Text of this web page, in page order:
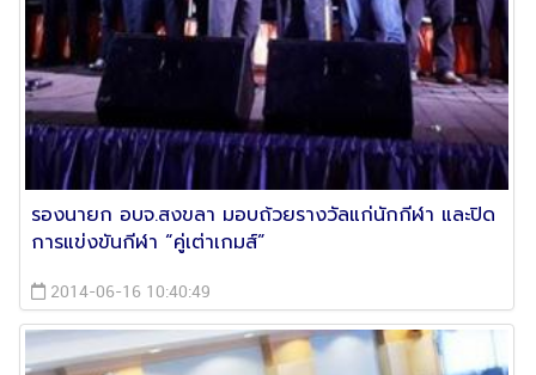
รองนายก อบจ.สงขลา มอบถ้วยรางวัลแก่นักกีฬา และปิด
การแข่งขันกีฬา “คู่เต่าเกมส์”
2014-06-16 10:40:49